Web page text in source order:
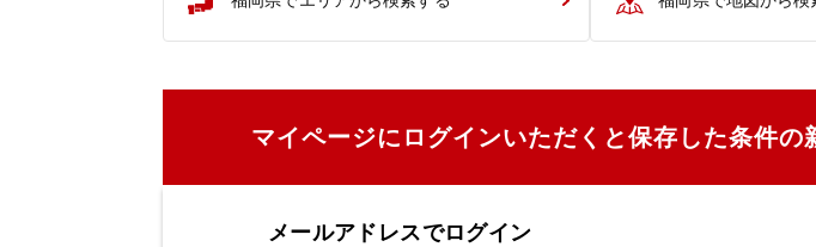
マイページにログインいただくと保存した条件
メールアドレスでログイン